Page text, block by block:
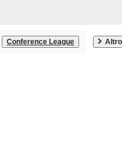
Conference League Altro